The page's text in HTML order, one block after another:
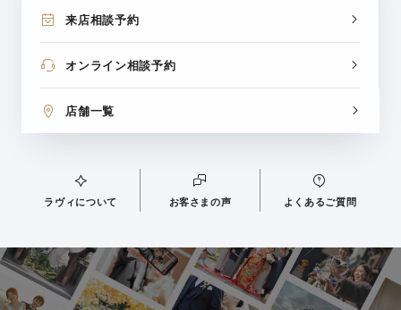
来店相談予約
オンライン相談予約
店舗一覧
ラヴィについて お客さまの声 よくあるご質問